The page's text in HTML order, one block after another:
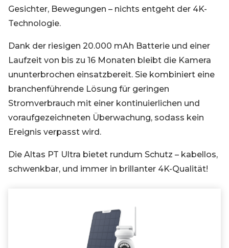
Gesichter, Bewegungen – nichts entgeht der 4K-
Technologie.
Dank der riesigen 20.000 mAh Batterie und einer
Laufzeit von bis zu 16 Monaten bleibt die Kamera
ununterbrochen einsatzbereit. Sie kombiniert eine
branchenführende Lösung für geringen
Stromverbrauch mit einer kontinuierlichen und
voraufgezeichneten Überwachung, sodass kein
Ereignis verpasst wird.
Die Altas PT Ultra bietet rundum Schutz – kabellos,
schwenkbar, und immer in brillanter 4K-Qualität!